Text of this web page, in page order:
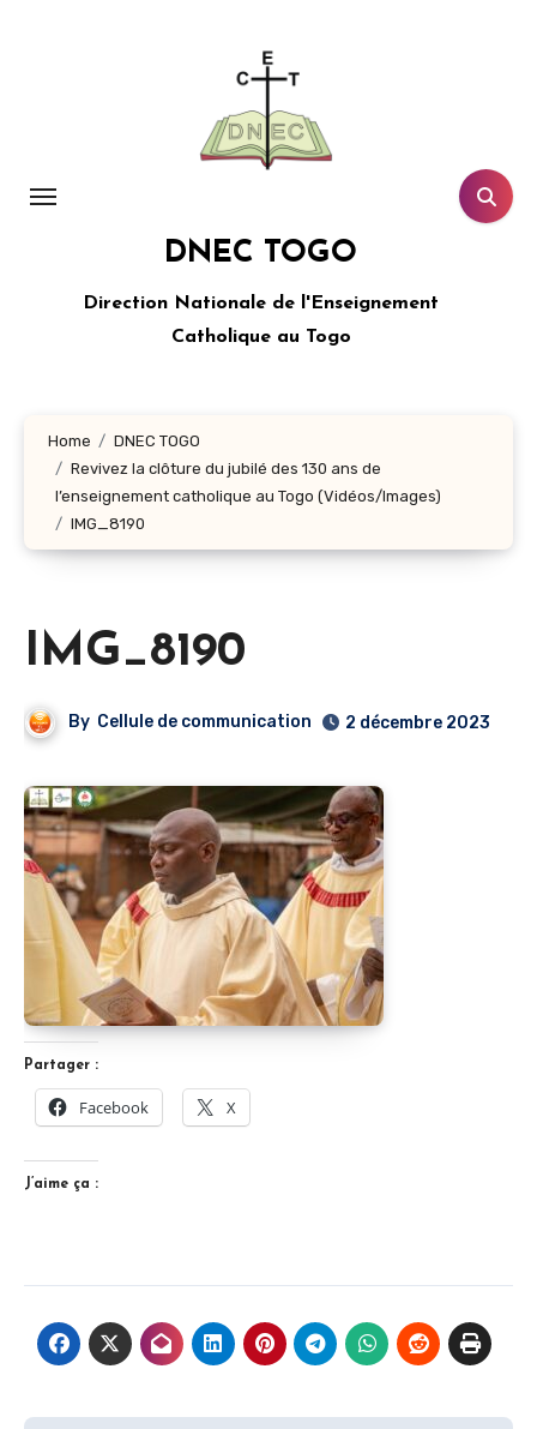
DNEC TOGO
Direction Nationale de l'Enseignement
Catholique au Togo
Home
DNEC TOGO
Revivez la clôture du jubilé des 130 ans de
l’enseignement catholique au Togo (Vidéos/Images)
IMG_8190
IMG_8190
By Cellule de communication 2 décembre 2023
Partager :
Facebook X
J’aime ça :